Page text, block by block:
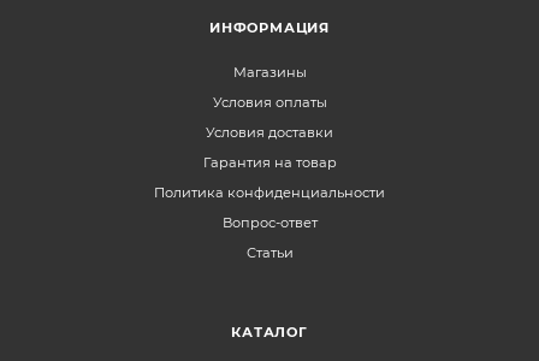
ИНФОРМАЦИЯ
Магазины
Условия оплаты
Условия доставки
Гарантия на товар
Политика конфиденциальности
Вопрос-ответ
Статьи
КАТАЛОГ